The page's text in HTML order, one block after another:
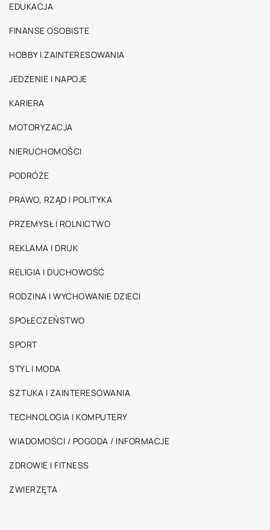
EDUKACJA
FINANSE OSOBISTE
HOBBY I ZAINTERESOWANIA
JEDZENIE I NAPOJE
KARIERA
MOTORYZACJA
NIERUCHOMOŚCI
PODRÓŻE
PRAWO, RZĄD I POLITYKA
PRZEMYSŁ I ROLNICTWO
REKLAMA I DRUK
RELIGIA I DUCHOWOŚĆ
RODZINA I WYCHOWANIE DZIECI
SPOŁECZEŃSTWO
SPORT
STYL I MODA
SZTUKA I ZAINTERESOWANIA
TECHNOLOGIA I KOMPUTERY
WIADOMOŚCI / POGODA / INFORMACJE
ZDROWIE I FITNESS
ZWIERZĘTA